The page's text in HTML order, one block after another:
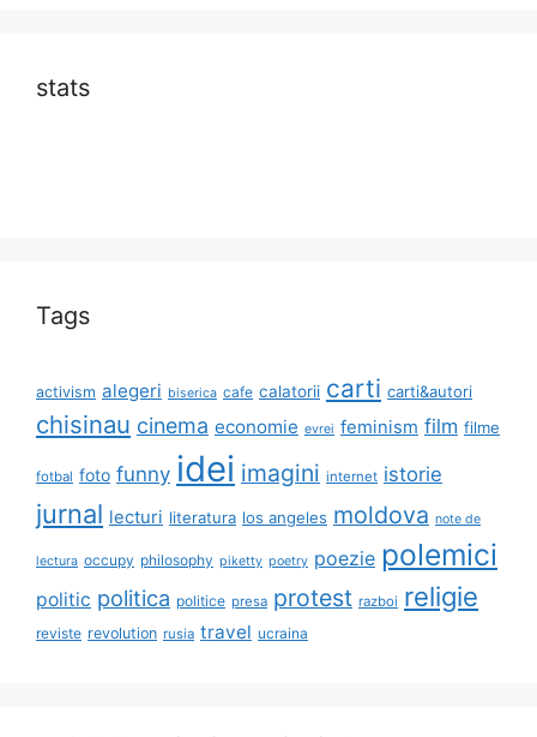
stats
Tags
activism alegeri biserica cafe calatorii carti carti&autori
chisinau cinema economie evrei feminism film filme
fotbal foto funny idei imagini internet istorie
jurnal lecturi literatura los angeles moldova note de
lectura occupy philosophy piketty poetry poezie polemici
politic politica politice presa protest razboi religie
reviste revolution rusia travel ucraina